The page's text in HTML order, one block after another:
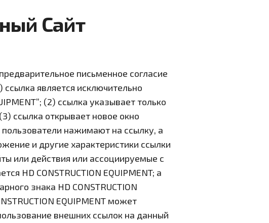
Сайт
письменное согласие
ссылка является исключительно
(2) ссылка указывает только
ссылка открывает новое окно
нажимают на ссылку, а
и другие характеристики ссылки
или действия или ассоциируемые с
HD CONSTRUCTION EQUIPMENT; а
знака HD CONSTRUCTION
EQUIPMENT может
внешних ссылок на данный